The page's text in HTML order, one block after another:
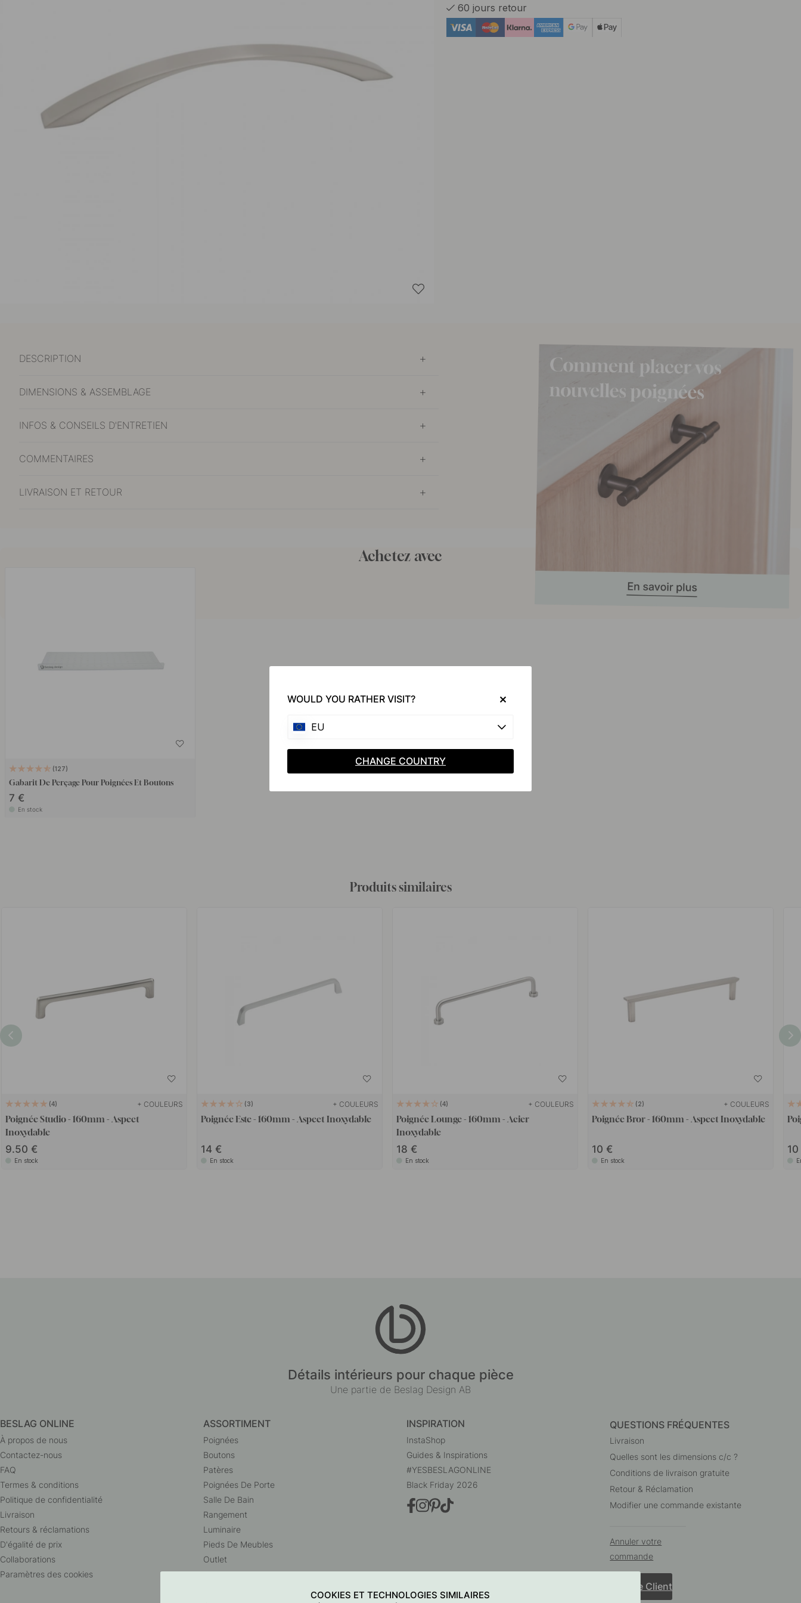
60 jours retour
DESCRIPTION
DIMENSIONS & ASSEMBLAGE
INFOS & CONSEILS D'ENTRETIEN
COMMENTAIRES
LIVRAISON ET RETOUR
Achetez avec
127
Gabarit De Perçage Pour Poignées Et Boutons
7 €
En stock
Produits similaires
4 + COULEURS
Poignée Studio - 160mm - Aspect
Inoxydable
9.50
En stock
3 + COULEURS
Poignée Este - 160mm - Aspect Inoxydable
14
En stock
4 + COULEURS
Poignée Lounge - 160mm - Acier
Inoxydable
18
En stock
2 + COULEURS
Poignée Bror - 160mm - Aspect Inoxydable
10
En stock
Détails intérieurs pour chaque pièce
Une partie de Beslag Design AB
BESLAG ONLINE
À propos de nous
Contactez-nous
FAQ
Termes & conditions
Politique de confidentialité
Livraison
Retours & réclamations
D'égalité de prix
Collaborations
Paramètres des cookies
ASSORTIMENT
Poignées
Boutons
Patères
Poignées De Porte
Salle De Bain
Rangement
Luminaire
Pieds De Meubles
Outlet
INSPIRATION
InstaShop
Guides & Inspirations
#YESBESLAGONLINE
Black Friday 2026
QUESTIONS FRÉQUENTES
Livraison
Quelles sont les dimensions c/c ?
Conditions de livraison gratuite
Retour & Réclamation
Modifier une commande existante
Annuler votre
commande
Service Client
COOKIES ET TECHNOLOGIES SIMILAIRES
WOULD YOU RATHER VISIT?
EU
CHANGE COUNTRY